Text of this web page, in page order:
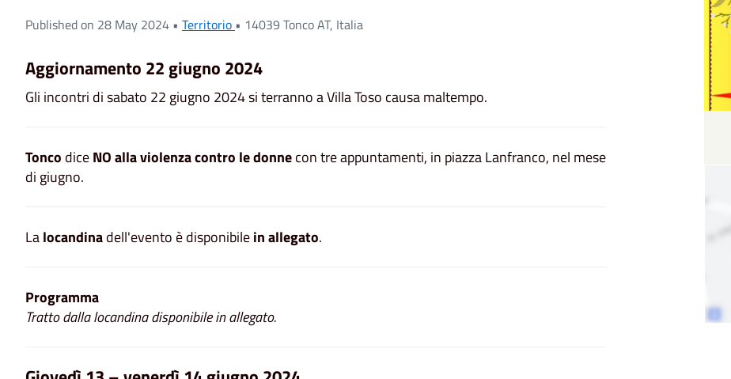
Published on 28 May 2024 • Territorio • 14039 Tonco AT, Italia
Aggiornamento 22 giugno 2024
Gli incontri di sabato 22 giugno 2024 si terranno a Villa Toso causa maltempo.
Tonco diceNO alla violenza contro le donnecon tre appuntamenti, in piazza Lanfranco, nel mese
di giugno.
Lalocandinadell'evento è disponibilein allegato.
Programma
Tratto dalla locandina disponibile in allegato.